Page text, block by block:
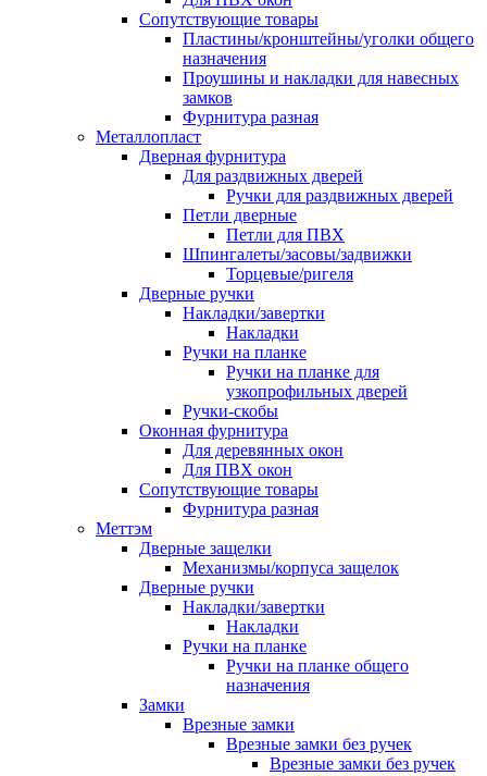
Сопутствующие товары
Пластины/кронштейны/уголки общего
назначения
Проушины и накладки для навесных
замков
Фурнитура разная
Металлопласт
Дверная фурнитура
Для раздвижных дверей
Ручки для раздвижных дверей
Петли дверные
Петли для ПВХ
Шпингалеты/засовы/задвижки
Торцевые/ригеля
Дверные ручки
Накладки/завертки
Накладки
Ручки на планке
Ручки на планке для
узкопрофильных дверей
Ручки-скобы
Оконная фурнитура
Для деревянных окон
Для ПВХ окон
Сопутствующие товары
Фурнитура разная
Меттэм
Дверные защелки
Механизмы/корпуса защелок
Дверные ручки
Накладки/завертки
Накладки
Ручки на планке
Ручки на планке общего
назначения
Замки
Врезные замки
Врезные замки без ручек
Врезные замки без ручек